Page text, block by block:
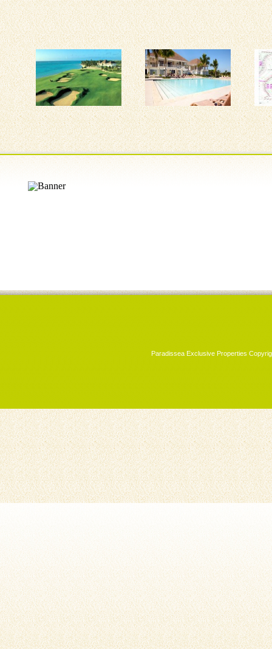
Paradissea Exclusive Properties